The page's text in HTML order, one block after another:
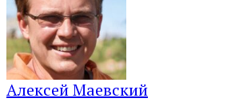
Алексей Маевский